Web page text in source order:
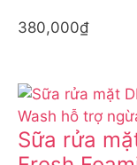
380,000₫
Sữa rửa